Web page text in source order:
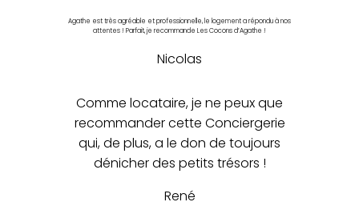
Agathe est très agréable et professionnelle, le logement a répondu à nos
attentes ! Parfait, je recommande Les Cocons d’Agathe !
Nicolas
Comme locataire, je ne peux que
recommander cette Conciergerie
qui, de plus, a le don de toujours
dénicher des petits trésors !
René